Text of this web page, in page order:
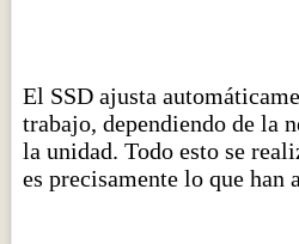
El SSD ajusta
trabajo, dependiendo de la
la unidad. Todo esto se
es precisamente lo que han